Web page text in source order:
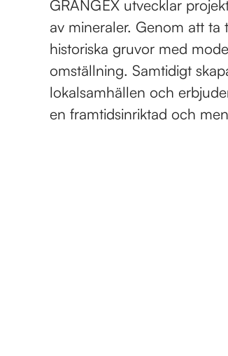
GRANGEX utvecklar
av mineraler. Genom att ta
historiska gruvor med
omställning. Samtidigt
lokalsamhällen och
en framtidsinriktad och